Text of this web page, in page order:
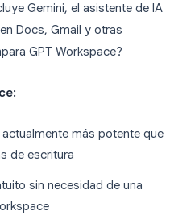
Gemini, el asistente de IA
Docs, Gmail y otras
GPT Workspace?
más potente que
de escritura
sin necesidad de una